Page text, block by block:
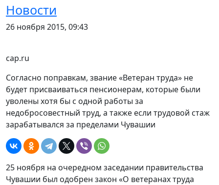
Новости
26 ноября 2015, 09:43
cap.ru
Согласно поправкам, звание «Ветеран труда» не
будет присваиваться пенсионерам, которые были
уволены хотя бы с одной работы за
недобросовестный труд, а также если трудовой стаж
зарабатывался за пределами Чувашии
25 ноября на очередном заседании правительства
Чувашии был одобрен закон «О ветеранах труда